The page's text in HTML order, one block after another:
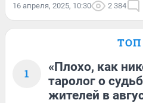
16 апреля, 2025, 10:30 2 384
ТОП
1
«Плохо, как
таролог о
жителей в